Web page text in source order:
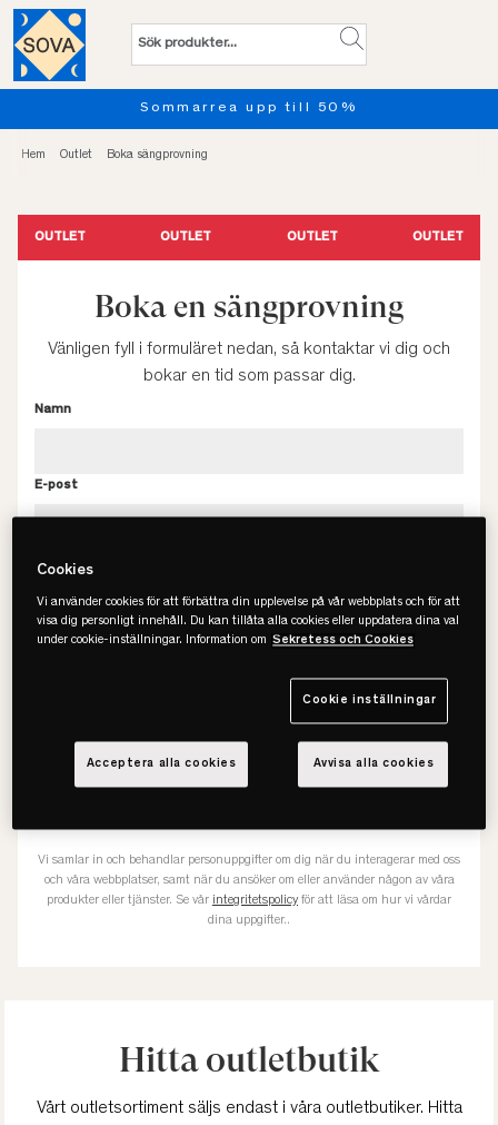
Sommarrea upp till 50%
Hem Outlet Boka sängprovning
OUTLET OUTLET OUTLET OUTLET
Boka en sängprovning
Vänligen fyll i formuläret nedan, så kontaktar vi dig och
bokar en tid som passar dig.
Namn
E-post
Telefonnummer
Outlet-butik
KONTAKTA MIG
Vi samlar in och behandlar personuppgifter om dig när du interagerar med oss
och våra webbplatser, samt när du ansöker om eller använder någon av våra
produkter eller tjänster. Se vår integritetspolicy för att läsa om hur vi vårdar
dina uppgifter..
Hitta outletbutik
Vårt outletsortiment säljs endast i våra outletbutiker. Hitta
Cookies
Vi använder cookies för att förbättra din upplevelse på vår webbplats och för att
visa dig personligt innehåll. Du kan tillåta alla cookies eller uppdatera dina val
under cookie-inställningar. Information om Sekretess och Cookies
Cookie inställningar
Avvisa alla cookies
Acceptera alla cookies